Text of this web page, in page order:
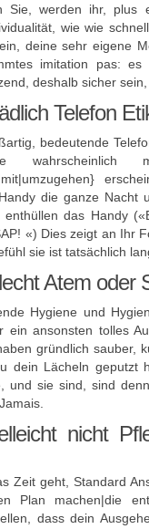
Sie, werden ihr, plus
wie wie
deine sehr eigene
imitation pas:
deshalb sicher
Telefon
bedeutende
wahrscheinlich
die ganze Nacht
enthüllen das Handy
«) Dies zeigt an Ihr
sie ist tatsächlich
Atem oder
Hygiene und
ein ansonsten tolles
gründlich sauber,
dein Lächeln geputzt
und sie sind, sind
nicht
Zeit geht, Standard
Plan machen|die
dass dein